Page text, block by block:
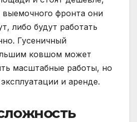
выемочного фронта они
либо будут работать
Гусеничный
ковшом может
масштабные работы, но
и аренде.